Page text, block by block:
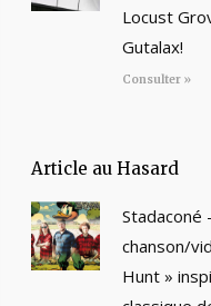
Locust
Gutalax!
Consulter »
Article au Hasard
Stadaconé
chanson/
Hunt »